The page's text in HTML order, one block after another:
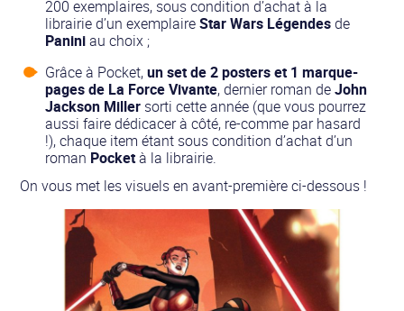
200 exemplaires, sous condition d’achat à la
librairie d’un exemplaireStar Wars Légendesde
Paniniau choix ;
Grâce à Pocket,un set de 2 posters et 1 marque-
pages de La Force Vivante, dernier roman deJohn
Jackson Miller sorti cette année (que vous pourrez
aussi faire dédicacer à côté, re-comme par hasard
!), chaque item étant sous condition d’achat d’un
roman Pocketà la librairie.
On vous met les visuels en avant-première ci-dessous !